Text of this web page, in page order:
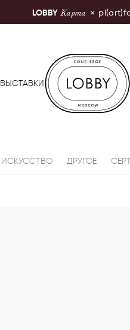
LOBBY Карта ×
ВЫСТАВКИ
LOBBY
ИСКУССТВО ДРУГОЕ